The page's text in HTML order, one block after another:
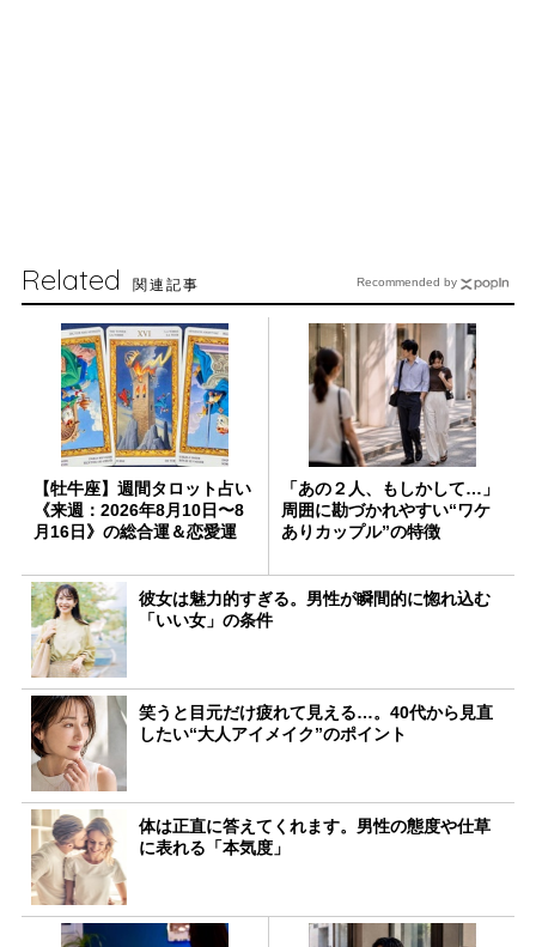
Related 関連記事
【牡牛座】週間タロット占い
《来週：2026年8月10日〜8
月16日》の総合運＆恋愛運
「あの２人、もしかして…」
周囲に勘づかれやすい“ワケ
ありカップル”の特徴
彼女は魅力的すぎる。男性が瞬間的に惚れ込む
「いい女」の条件
笑うと目元だけ疲れて見える…。40代から見直
したい“大人アイメイク”のポイント
体は正直に答えてくれます。男性の態度や仕草
に表れる「本気度」
Recommended by